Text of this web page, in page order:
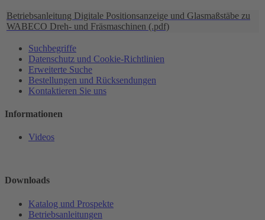
Betriebsanleitung Digitale Positionsanzeige und Glasmaßstäbe zu
WABECO Dreh- und Fräsmaschinen (.pdf)
Suchbegriffe
Datenschutz und Cookie-Richtlinien
Erweiterte Suche
Bestellungen und Rücksendungen
Kontaktieren Sie uns
Informationen
Videos
Downloads
Katalog und Prospekte
Betriebsanleitungen